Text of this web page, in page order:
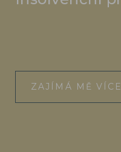
ZAJÍMÁ MĚ VÍCE